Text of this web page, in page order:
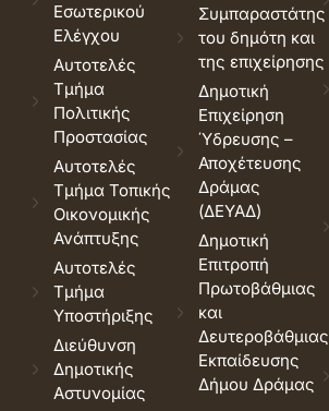
Εσωτερικού
Ελέγχου
Αυτοτελές
Τμήμα
Πολιτικής
Προστασίας
Αυτοτελές
Τμήμα Τοπικής
Οικονομικής
Ανάπτυξης
Αυτοτελές
Τμήμα
Υποστήριξης
Διεύθυνση
Δημοτικής
Αστυνομίας
Συμπαραστάτης
του δημότη και
της επιχείρησης
Δημοτική
Επιχείρηση
Ύδρευσης –
Αποχέτευσης
Δράμας
(ΔΕΥΑΔ)
Δημοτική
Επιτροπή
Πρωτοβάθμιας
και
Δευτεροβάθμιας
Εκπαίδευσης
Δήμου Δράμας